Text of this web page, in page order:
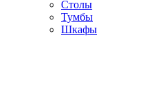
Столы
Тумбы
Шкафы